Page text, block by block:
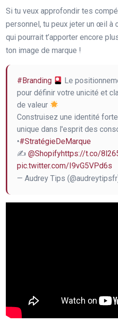
Si tu veux approfondir tes
personnel, tu peux jeter un œil à
qui pourrait t’apporter encore
ton image de marque !
#Branding
Le
pour définir votre unicité et
de valeur
Construisez une identité
unique dans l'esprit des
•#StratégieDeMarque
✍️ @Shopifyhttps://t.co/
pic.twitter.com/I9vG5VPd6s
— Audrey Tips